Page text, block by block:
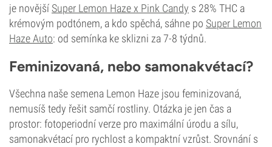
je novější Super Lemon Haze x Pink Candy s 28% THC a
krémovým podtónem, a kdo spěchá, sáhne po Super Lemon
Haze Auto: od semínka ke sklizni za 7-8 týdnů.
Feminizovaná, nebo samonakvétací?
Všechna naše semena Lemon Haze jsou feminizovaná,
nemusíš tedy řešit samčí rostliny. Otázka je jen čas a
prostor: fotoperiodní verze pro maximální úrodu a sílu,
samonakvétací pro rychlost a kompaktní vzrůst. Srovnání s